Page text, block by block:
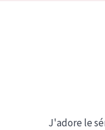
J'adore le